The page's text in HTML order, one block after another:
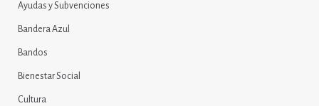
Ayudas y Subvenciones
Bandera Azul
Bandos
Bienestar Social
Cultura